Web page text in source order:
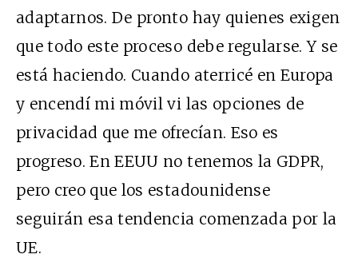
adaptarnos. De pronto hay quienes exigen
que todo este proceso debe regularse. Y se
está haciendo. Cuando aterricé en Europa
y encendí mi móvil vi las opciones de
privacidad que me ofrecían. Eso es
progreso. En EEUU no tenemos la GDPR,
pero creo que los estadounidense
seguirán esa tendencia comenzada por la
UE.